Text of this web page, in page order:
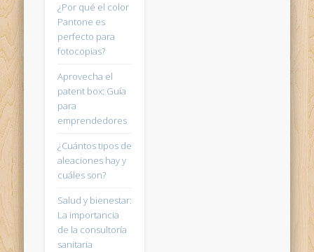
¿Por qué el color
Pantone es
perfecto para
fotocopias?
Aprovecha el
patent box: Guía
para
emprendedores
¿Cuántos tipos de
aleaciones hay y
cuáles son?
Salud y bienestar:
La importancia
de la consultoría
sanitaria